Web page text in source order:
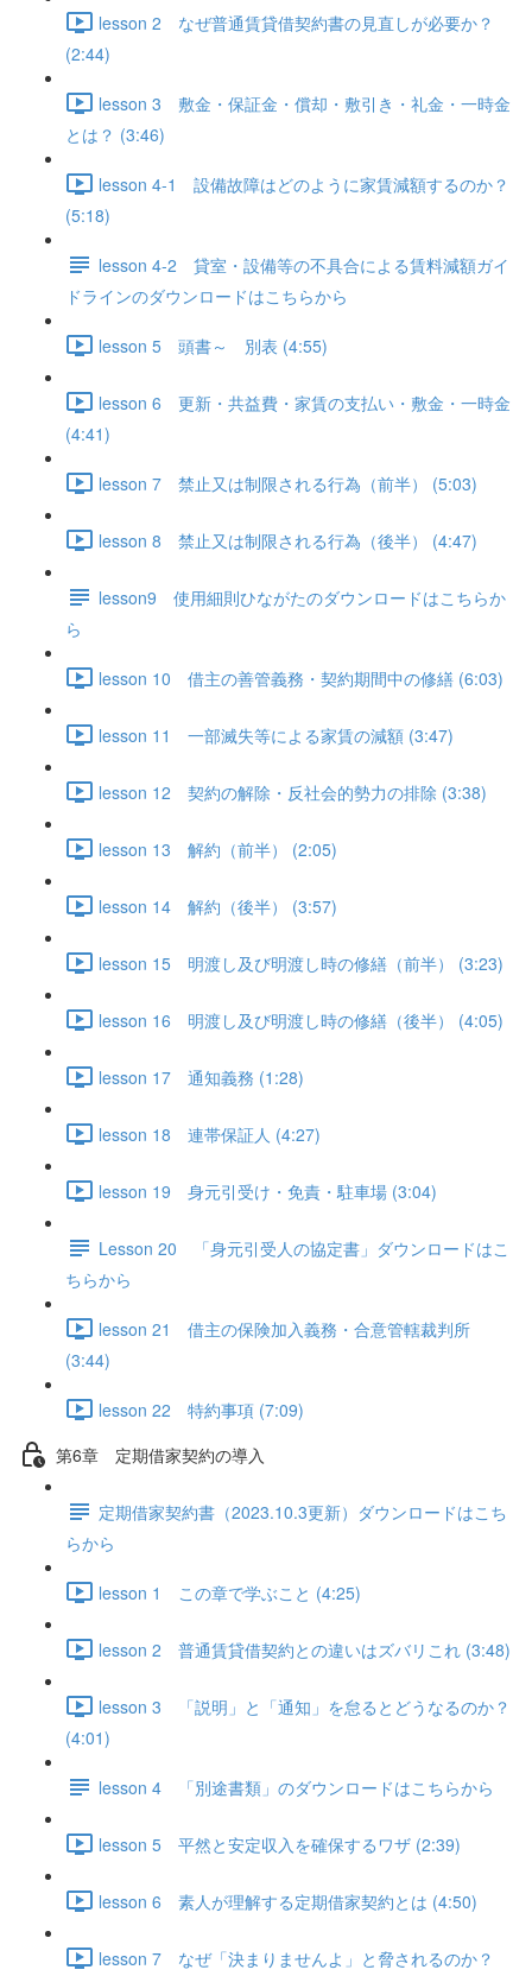
lesson 2 なぜ普通賃貸借契約書の見直しが必要か？
(2:44)
lesson 3 敷金・保証金・償却・敷引き・礼金・一時金
とは？ (3:46)
lesson 4-1 設備故障はどのように家賃減額するのか？
(5:18)
lesson 4-2 貸室・設備等の不具合による賃料減額ガイ
ドラインのダウンロードはこちらから
lesson 5 頭書～ 別表 (4:55)
lesson 6 更新・共益費・家賃の支払い・敷金・一時金
(4:41)
lesson 7 禁止又は制限される行為（前半） (5:03)
lesson 8 禁止又は制限される行為（後半） (4:47)
lesson9 使用細則ひながたのダウンロードはこちらか
ら
lesson 10 借主の善管義務・契約期間中の修繕 (6:03)
lesson 11 一部滅失等による家賃の減額 (3:47)
lesson 12 契約の解除・反社会的勢力の排除 (3:38)
lesson 13 解約（前半） (2:05)
lesson 14 解約（後半） (3:57)
lesson 15 明渡し及び明渡し時の修繕（前半） (3:23)
lesson 16 明渡し及び明渡し時の修繕（後半） (4:05)
lesson 17 通知義務 (1:28)
lesson 18 連帯保証人 (4:27)
lesson 19 身元引受け・免責・駐車場 (3:04)
Lesson 20 「身元引受人の協定書」ダウンロードはこ
ちらから
lesson 21 借主の保険加入義務・合意管轄裁判所
(3:44)
lesson 22 特約事項 (7:09)
第6章 定期借家契約の導入
定期借家契約書（2023.10.3更新）ダウンロードはこち
らから
lesson 1 この章で学ぶこと (4:25)
lesson 2 普通賃貸借契約との違いはズバリこれ (3:48)
lesson 3 「説明」と「通知」を怠るとどうなるのか？
(4:01)
lesson 4 「別途書類」のダウンロードはこちらから
lesson 5 平然と安定収入を確保するワザ (2:39)
lesson 6 素人が理解する定期借家契約とは (4:50)
lesson 7 なぜ「決まりませんよ」と脅されるのか？